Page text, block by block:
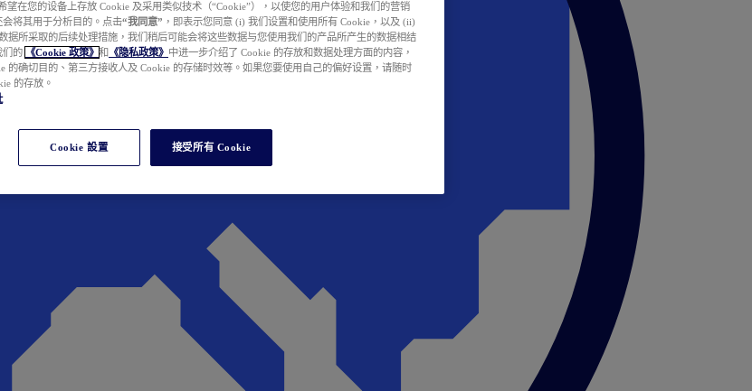
望在您的设备上存放 Cookie 及采用类似技术（“Cookie”），以使您的用户体验和我们的营销
将其用于分析目的。点击“我同意” ，即表示您同意 (i) 我们设置和使用所有 Cookie，以及 (ii)
据所采取的后续处理措施，我们稍后可能会将这些数据与您使用我们的产品所产生的数据相结
们的
《Cookie 政策》 和 《隐私政策》 中进一步介绍了 Cookie 的存放和数据处理方面的内容，
的确切目的、第三方接收人及 Cookie 的存储时效等。如果您要使用自己的偏好设置，请随时
的存放。
Cookie 設置 接受所有 Cookie